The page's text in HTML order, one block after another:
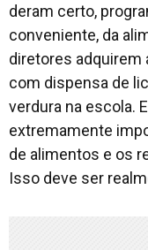
deram certo,
conveniente, da
diretores adquirem
com dispensa de
verdura na escola.
extremamente
de alimentos e os
Isso deve ser